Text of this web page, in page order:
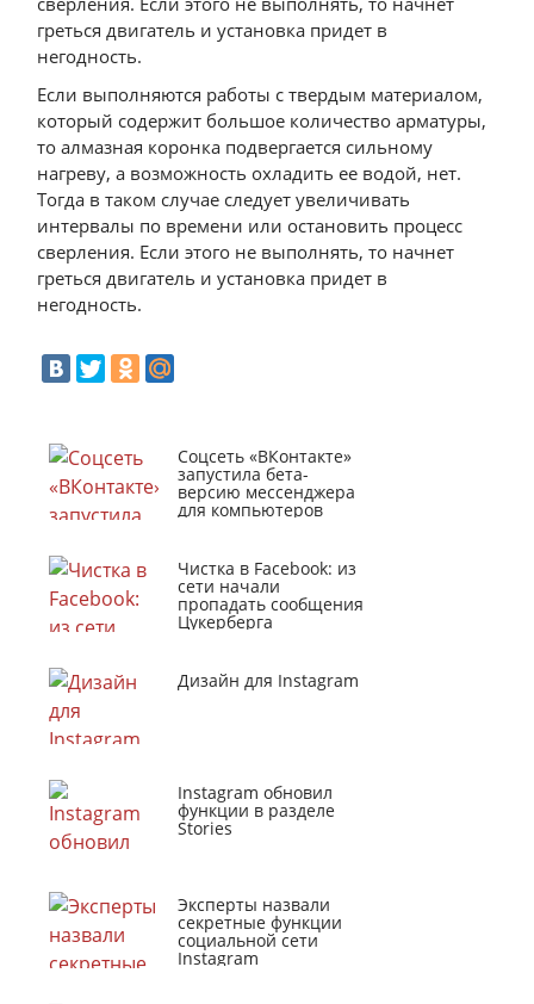
греться двигатель и установка придет в
негодность.
Если выполняются работы с твердым материалом,
который содержит большое количество арматуры,
то алмазная коронка подвергается сильному
нагреву, а возможность охладить ее водой, нет.
Тогда в таком случае следует увеличивать
интервалы по времени или остановить процесс
сверления. Если этого не выполнять, то начнет
греться двигатель и установка придет в
негодность.
Соцсеть «ВКонтакте»
запустила бета-
версию мессенджера
для компьютеров
Чистка в Facebook: из
сети начали
пропадать сообщения
Цукерберга
Дизайн для Instagram
Instagram обновил
функции в разделе
Stories
Эксперты назвали
секретные функции
социальной сети
Instagram